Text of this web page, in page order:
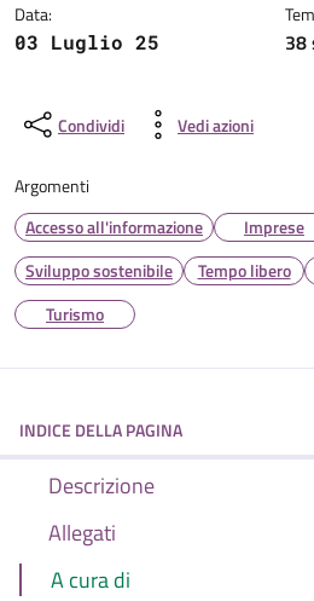
Data:
03 Luglio 25
38
Condividi Vedi azioni
Argomenti
Accesso all'informazione
Imprese
Sviluppo sostenibile
Tempo libero
Turismo
INDICE DELLA PAGINA
Descrizione
Allegati
A cura di